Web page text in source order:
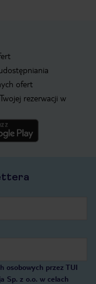
ofert
rezerwacji w
osobowych przez TUI
Sp. z o.o. w celach